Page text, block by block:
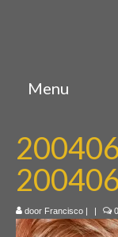
Menu
Portfolio
Over mij
Contact
door Francisco | | 0